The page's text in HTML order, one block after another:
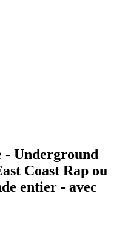
- Underground
Coast Rap ou
entier - avec